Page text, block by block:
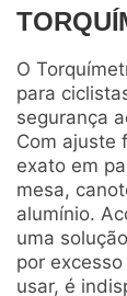
O
para
segurança
Com ajuste
exato em
mesa,
alumínio.
uma
por
usar, é